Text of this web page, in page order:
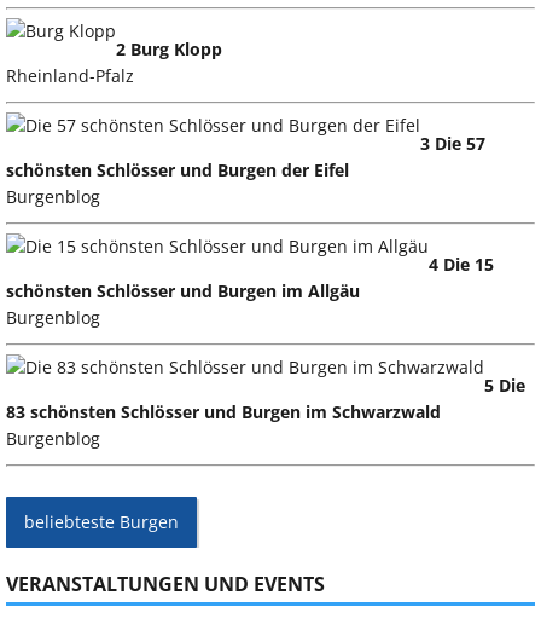
2 Burg Klopp
Rheinland-Pfalz
3 Die 57
schönsten Schlösser und Burgen der Eifel
Burgenblog
4 Die 15
schönsten Schlösser und Burgen im Allgäu
Burgenblog
5 Die
83 schönsten Schlösser und Burgen im Schwarzwald
Burgenblog
beliebteste Burgen
VERANSTALTUNGEN UND EVENTS